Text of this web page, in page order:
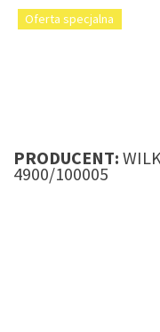
Oferta specjalna
PRODUCENT:
4900/100005